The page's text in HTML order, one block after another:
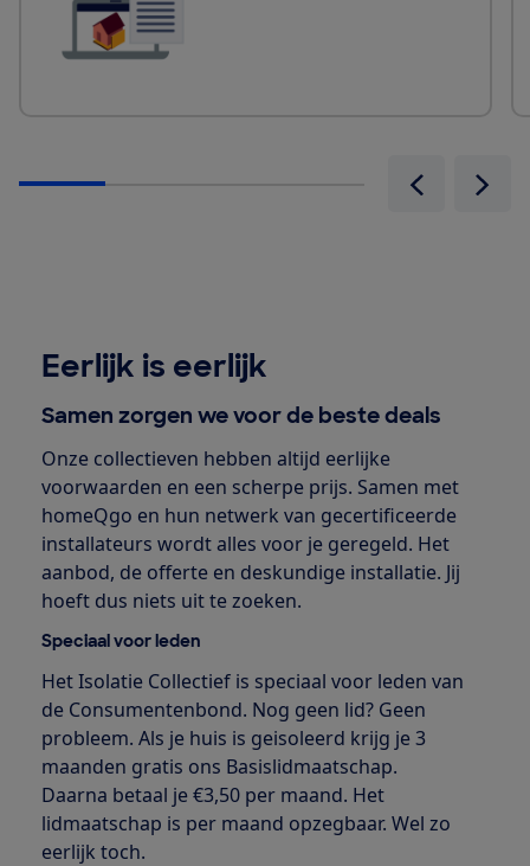
Vorige slide
Eerlijk is eerlijk
Samen zorgen we voor de beste deals
Onze collectieven hebben altijd eerlijke
voorwaarden en een scherpe prijs. Samen met
homeQgo en hun netwerk van gecertificeerde
installateurs wordt alles voor je geregeld. Het
aanbod, de offerte en deskundige installatie. Jij
hoeft dus niets uit te zoeken.
Speciaal voor leden
Het Isolatie Collectief is speciaal voor leden van
de Consumentenbond. Nog geen lid? Geen
probleem. Als je huis is geisoleerd krijg je 3
maanden gratis ons Basislidmaatschap.
Daarna betaal je €3,50 per maand. Het
lidmaatschap is per maand opzegbaar. Wel zo
eerlijk toch.